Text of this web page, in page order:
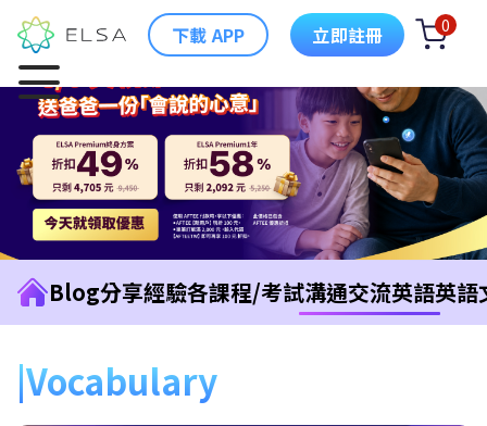
下載 APP 立即註冊 0
Blog分享經驗各課程/考試溝通交流英語英語
Vocabulary